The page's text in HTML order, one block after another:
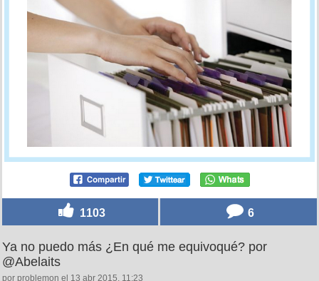
1103 6
Ya no puedo más ¿En qué me equivoqué? por
@Abelaits
por problemon el 13 abr 2015, 11:23